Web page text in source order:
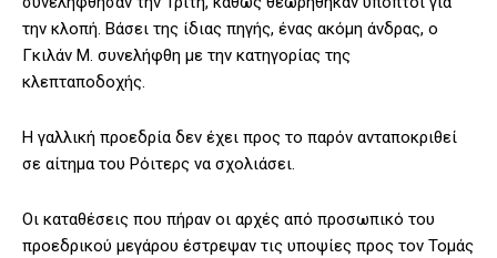
την κλοπή. Βάσει της ίδιας πηγής, ένας ακόμη άνδρας, ο
Γκιλάν Μ. συνελήφθη με την κατηγορίας της
κλεπταποδοχής.
Η γαλλική προεδρία δεν έχει προς το παρόν ανταποκριθεί
σε αίτημα του Ρόιτερς να σχολιάσει.
Οι καταθέσεις που πήραν οι αρχές από προσωπικό του
προεδρικού μεγάρου έστρεψαν τις υποψίες προς τον Τομάς